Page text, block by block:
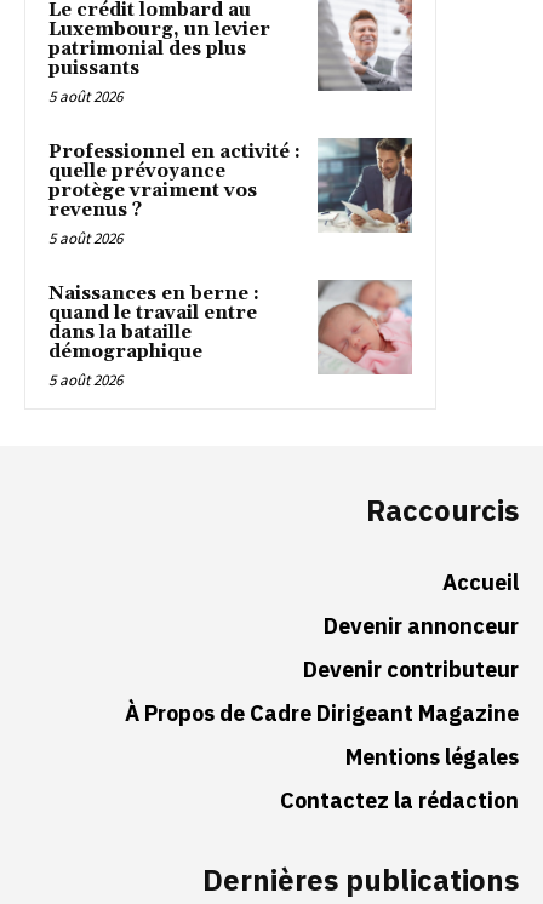
Le crédit lombard au
Luxembourg, un levier
patrimonial des plus
puissants
5 août 2026
Professionnel en activité :
quelle prévoyance
protège vraiment vos
revenus ?
5 août 2026
Naissances en berne :
quand le travail entre
dans la bataille
démographique
5 août 2026
Raccourcis
Accueil
Devenir annonceur
Devenir contributeur
À Propos de Cadre Dirigeant Magazine
Mentions légales
Contactez la rédaction
Dernières publications